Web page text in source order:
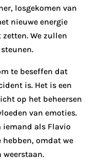
losgekomen van
nieuwe energie
We zullen
te beseffen dat
is. Het is een
op het beheersen
van emoties.
iemand als Flavio
omdat we